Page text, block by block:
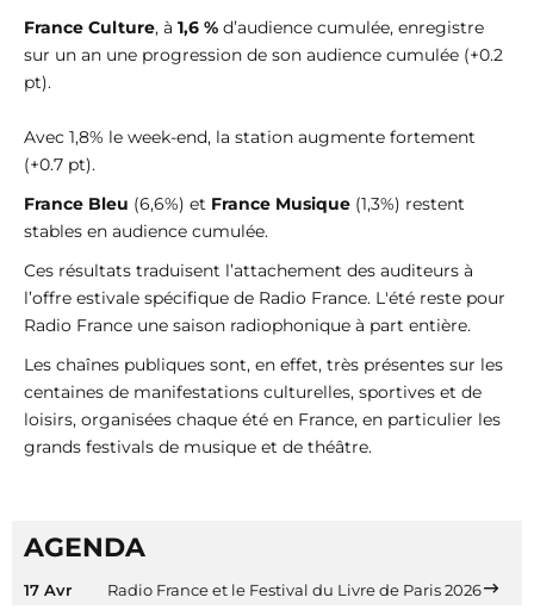
France Culture, à 1,6 % d’audience cumulée, enregistre
sur un an une progression de son audience cumulée (+0.2
pt).
Avec 1,8% le week-end, la station augmente fortement
(+0.7 pt).
France Bleu (6,6%) et France Musique (1,3%) restent
stables en audience cumulée.
Ces résultats traduisent l’attachement des auditeurs à
l’offre estivale spécifique de Radio France. L'été reste pour
Radio France une saison radiophonique à part entière.
Les chaînes publiques sont, en effet, très présentes sur les
centaines de manifestations culturelles, sportives et de
loisirs, organisées chaque été en France, en particulier les
grands festivals de musique et de théâtre.
AGENDA
17 Avr Radio France et le Festival du Livre de Paris 2026